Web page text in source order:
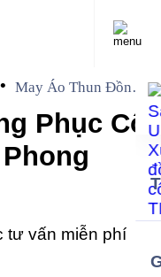
• May Áo Thun Đồng
Phục Cổ Tròn Công
Ty Vũ Phong
Phục Cổ
tư vấn miễn phí